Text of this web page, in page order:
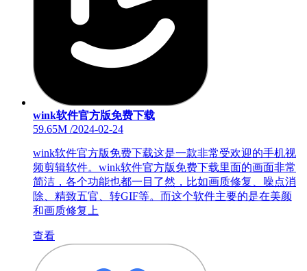
wink软件官方版免费下载
59.65M /2024-02-24
wink软件官方版免费下载这是一款非常受欢迎的手机视
频剪辑软件。wink软件官方版免费下载里面的画面非常
简洁，各个功能也都一目了然，比如画质修复、噪点消
除、精致五官、转GIF等。而这个软件主要的是在美颜
和画质修复上
查看